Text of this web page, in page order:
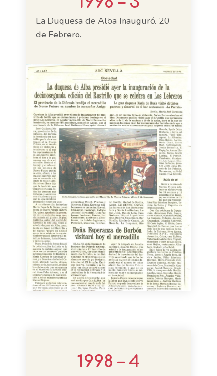
La Duquesa de Alba Inauguró. 20
de Febrero.
1998 – 4